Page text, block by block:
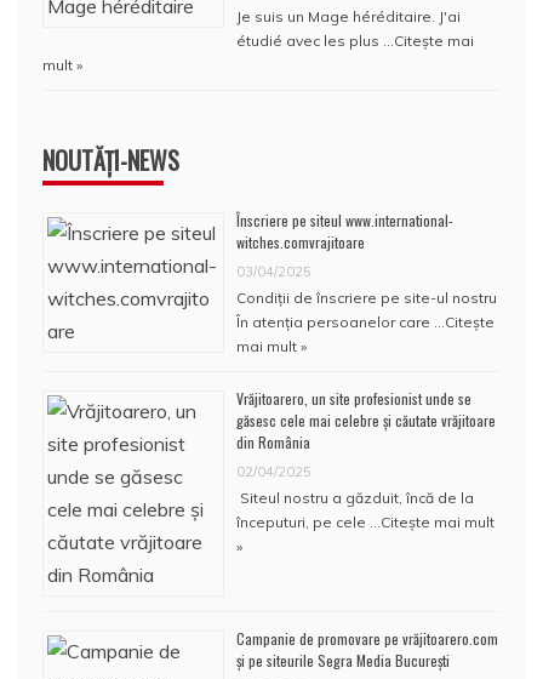
Je suis un Mage héréditaire. J'ai
étudié avec les plus … Citește mai
mult »
NOUTĂȚI-NEWS
Înscriere pe siteul www.international-
witches.comvrajitoare
03/04/2025
Condiţii de înscriere pe site-ul nostru
În atenţia persoanelor care … Citește
mai mult »
Vrăjitoarero, un site profesionist unde se
găsesc cele mai celebre și căutate vrăjitoare
din România
02/04/2025
Siteul nostru a găzduit, încă de la
începuturi, pe cele … Citește mai mult
»
Campanie de promovare pe vrăjitoarero.com
și pe siteurile Segra Media București